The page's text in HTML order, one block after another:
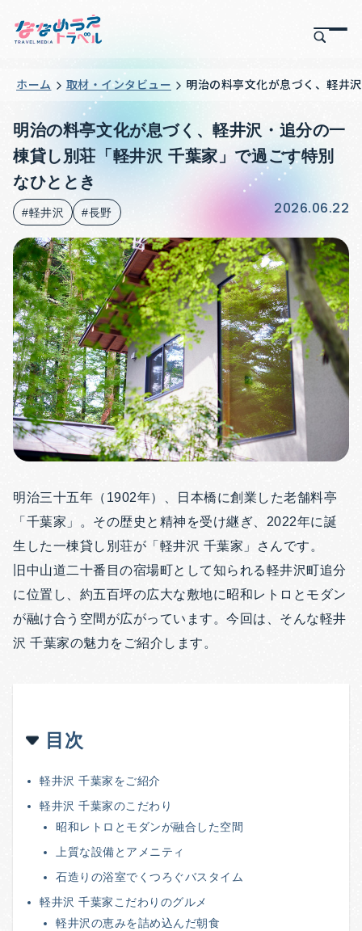
ホーム 取材・インタビュー 明治の料亭文化が息づく、軽井
明治の料亭文化が息づく、軽井沢・追分の一
棟貸し別荘「軽井沢 千葉家」で過ごす特別
なひととき
#軽井沢 #長野 2026.06.22
明治三十五年（1902年）、日本橋に創業した老舗料亭
「千葉家」。その歴史と精神を受け継ぎ、2022年に誕
生した一棟貸し別荘が「軽井沢 千葉家」さんです。
旧中山道二十番目の宿場町として知られる軽井沢町追分
に位置し、約五百坪の広大な敷地に昭和レトロとモダン
が融け合う空間が広がっています。今回は、そんな軽井
沢 千葉家の魅力をご紹介します。
目次
軽井沢 千葉家をご紹介
軽井沢 千葉家のこだわり
昭和レトロとモダンが融合した空間
上質な設備とアメニティ
石造りの浴室でくつろぐバスタイム
軽井沢 千葉家こだわりのグルメ
軽井沢の恵みを詰め込んだ朝食